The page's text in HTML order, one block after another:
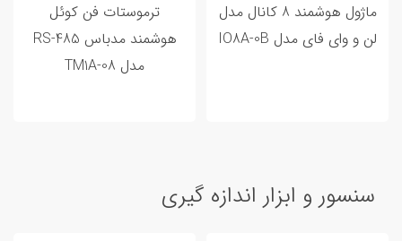
ماژول هوشمند 8 کانال مدل
لن و وای فای مدل IO8A-0B
ترموستات فن کوئل
هوشمند مدباس RS-485
مدل TM1A-08
سنسور و ابزار اندازه گیری